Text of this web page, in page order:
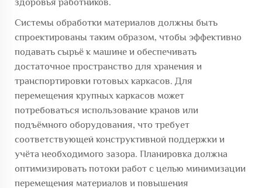
Системы обработки материалов должны быть
спроектированы таким образом, чтобы эффективно
подавать сырьё к машине и обеспечивать
достаточное пространство для хранения и
транспортировки готовых каркасов. Для
перемещения крупных каркасов может
потребоваться использование кранов или
подъёмного оборудования, что требует
соответствующей конструктивной поддержки и
учёта необходимого зазора. Планировка должна
оптимизировать потоки работ с целью минимизации
перемещения материалов и повышения